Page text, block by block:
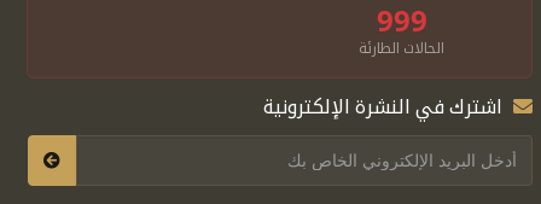
999
الحالات الطارئة
اشترك في النشرة الإلكترونية